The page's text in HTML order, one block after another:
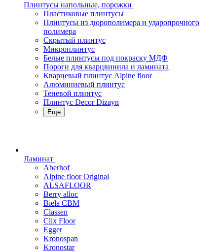
Плинтусы напольные, порожки
Пластиковые плинтусы
Плинтусы из дюрополимера и ударопрочного
полимера
Скрытый плинтус
Микроплинтус
Белые плинтусы под покраску МДФ
Пороги для кварцвинила и ламината
Кварцевый плинтус Alpine floor
Алюминиевый плинтус
Теневой плинтус
Плинтус Decor Dizayn
Еще
Ламинат
Aberhof
Alpine floor Original
ALSAFLOOR
Berry alloc
Biela CBM
Classen
Clix Floor
Egger
Kronospan
Kronostar